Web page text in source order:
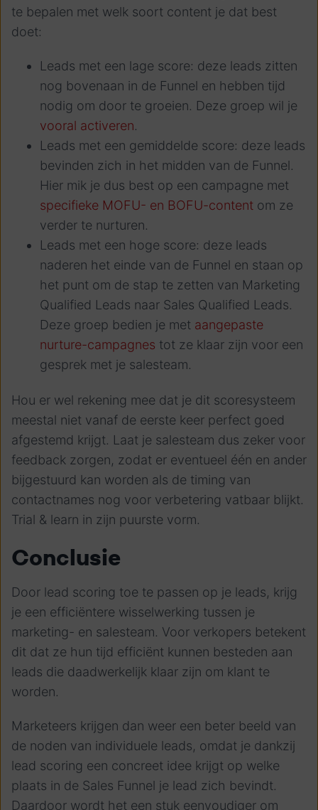
te bepalen met welk soort content je dat best
doet:
Leads met een lage score: deze leads zitten
nog bovenaan in de Funnel en hebben tijd
nodig om door te groeien. Deze groep wil je
vooral activeren.
Leads met een gemiddelde score: deze leads
bevinden zich in het midden van de Funnel.
Hier mik je dus best op een campagne met
specifieke MOFU- en BOFU-content om ze
verder te nurturen.
Leads met een hoge score: deze leads
naderen het einde van de Funnel en staan op
het punt om de stap te zetten van Marketing
Qualified Leads naar Sales Qualified Leads.
Deze groep bedien je met aangepaste
nurture-campagnes tot ze klaar zijn voor een
gesprek met je salesteam.
Hou er wel rekening mee dat je dit scoresysteem
meestal niet vanaf de eerste keer perfect goed
afgestemd krijgt. Laat je salesteam dus zeker voor
feedback zorgen, zodat er eventueel één en ander
bijgestuurd kan worden als de timing van
contactnames nog voor verbetering vatbaar blijkt.
Trial & learn in zijn puurste vorm.
Conclusie
Door lead scoring toe te passen op je leads, krijg
je een efficiëntere wisselwerking tussen je
marketing- en salesteam. Voor verkopers betekent
dit dat ze hun tijd efficiënt kunnen besteden aan
leads die daadwerkelijk klaar zijn om klant te
worden.
Marketeers krijgen dan weer een beter beeld van
de noden van individuele leads, omdat je dankzij
lead scoring een concreet idee krijgt op welke
plaats in de Sales Funnel je lead zich bevindt.
Daardoor wordt het een stuk eenvoudiger om